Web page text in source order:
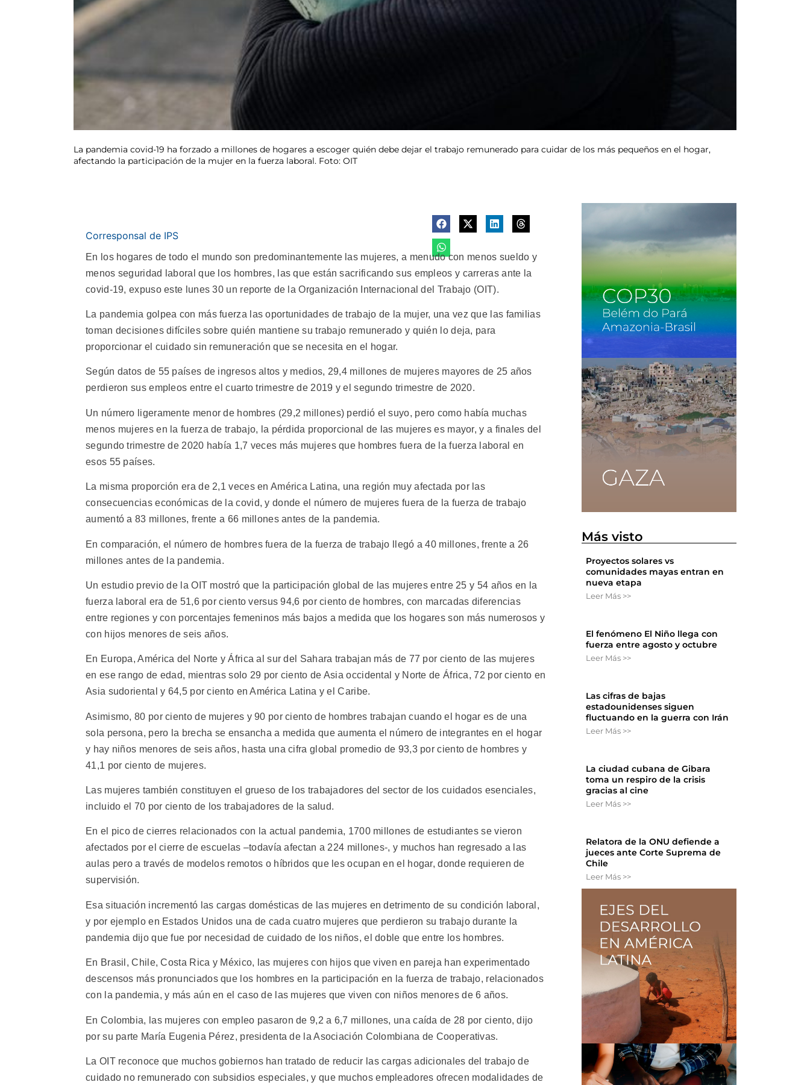
La pandemia covid-19 ha forzado a millones de hogares a escoger quién debe dejar el trabajo remunerado para cuidar de los más pequeños en el hogar,
afectando la participación de la mujer en la fuerza laboral. Foto: OIT
Corresponsal de IPS
En los hogares de todo el mundo son predominantemente las mujeres, a menudo con menos sueldo y
menos seguridad laboral que los hombres, las que están sacrificando sus empleos y carreras ante la
covid-19, expuso este lunes 30 un reporte de la Organización Internacional del Trabajo (OIT).
La pandemia golpea con más fuerza las oportunidades de trabajo de la mujer, una vez que las familias
toman decisiones difíciles sobre quién mantiene su trabajo remunerado y quién lo deja, para
proporcionar el cuidado sin remuneración que se necesita en el hogar.
Según datos de 55 países de ingresos altos y medios, 29,4 millones de mujeres mayores de 25 años
perdieron sus empleos entre el cuarto trimestre de 2019 y el segundo trimestre de 2020.
Un número ligeramente menor de hombres (29,2 millones) perdió el suyo, pero como había muchas
menos mujeres en la fuerza de trabajo, la pérdida proporcional de las mujeres es mayor, y a finales del
segundo trimestre de 2020 había 1,7 veces más mujeres que hombres fuera de la fuerza laboral en
esos 55 países.
La misma proporción era de 2,1 veces en América Latina, una región muy afectada por las
consecuencias económicas de la covid, y donde el número de mujeres fuera de la fuerza de trabajo
aumentó a 83 millones, frente a 66 millones antes de la pandemia.
En comparación, el número de hombres fuera de la fuerza de trabajo llegó a 40 millones, frente a 26
millones antes de la pandemia.
Un estudio previo de la OIT mostró que la participación global de las mujeres entre 25 y 54 años en la
fuerza laboral era de 51,6 por ciento versus 94,6 por ciento de hombres, con marcadas diferencias
entre regiones y con porcentajes femeninos más bajos a medida que los hogares son más numerosos y
con hijos menores de seis años.
En Europa, América del Norte y África al sur del Sahara trabajan más de 77 por ciento de las mujeres
en ese rango de edad, mientras solo 29 por ciento de Asia occidental y Norte de África, 72 por ciento en
Asia sudoriental y 64,5 por ciento en América Latina y el Caribe.
Asimismo, 80 por ciento de mujeres y 90 por ciento de hombres trabajan cuando el hogar es de una
sola persona, pero la brecha se ensancha a medida que aumenta el número de integrantes en el hogar
y hay niños menores de seis años, hasta una cifra global promedio de 93,3 por ciento de hombres y
41,1 por ciento de mujeres.
Las mujeres también constituyen el grueso de los trabajadores del sector de los cuidados esenciales,
incluido el 70 por ciento de los trabajadores de la salud.
En el pico de cierres relacionados con la actual pandemia, 1700 millones de estudiantes se vieron
afectados por el cierre de escuelas –todavía afectan a 224 millones-, y muchos han regresado a las
aulas pero a través de modelos remotos o híbridos que les ocupan en el hogar, donde requieren de
supervisión.
Esa situación incrementó las cargas domésticas de las mujeres en detrimento de su condición laboral,
y por ejemplo en Estados Unidos una de cada cuatro mujeres que perdieron su trabajo durante la
pandemia dijo que fue por necesidad de cuidado de los niños, el doble que entre los hombres.
En Brasil, Chile, Costa Rica y México, las mujeres con hijos que viven en pareja han experimentado
descensos más pronunciados que los hombres en la participación en la fuerza de trabajo, relacionados
con la pandemia, y más aún en el caso de las mujeres que viven con niños menores de 6 años.
En Colombia, las mujeres con empleo pasaron de 9,2 a 6,7 millones, una caída de 28 por ciento, dijo
por su parte María Eugenia Pérez, presidenta de la Asociación Colombiana de Cooperativas.
La OIT reconoce que muchos gobiernos han tratado de reducir las cargas adicionales del trabajo de
cuidado no remunerado con subsidios especiales, y que muchos empleadores ofrecen modalidades de
Más visto
Proyectos solares vs
comunidades mayas entran en
nueva etapa
Leer Más >>
El fenómeno El Niño llega con
fuerza entre agosto y octubre
Leer Más >>
Las cifras de bajas
estadounidenses siguen
fluctuando en la guerra con Irán
Leer Más >>
La ciudad cubana de Gibara
toma un respiro de la crisis
gracias al cine
Leer Más >>
Relatora de la ONU defiende a
jueces ante Corte Suprema de
Chile
Leer Más >>